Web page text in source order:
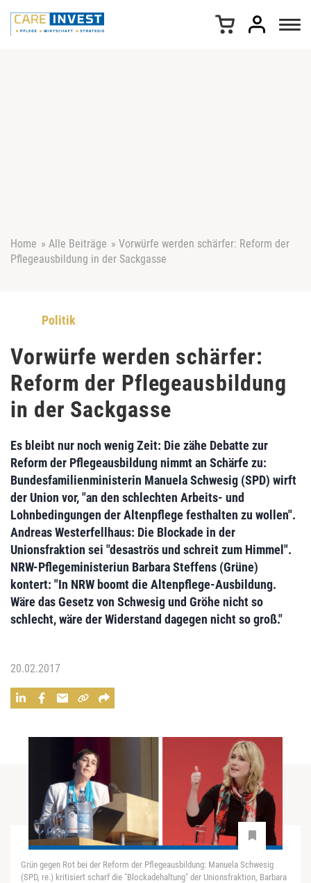
Home » Alle Beiträge » Vorwürfe werden schärfer: Reform der
Pflegeausbildung in der Sackgasse
Politik
Vorwürfe werden schärfer:
Reform der Pflegeausbildung
in der Sackgasse
Es bleibt nur noch wenig Zeit: Die zähe Debatte zur
Reform der Pflegeausbildung nimmt an Schärfe zu:
Bundesfamilienministerin Manuela Schwesig (SPD) wirft
der Union vor, "an den schlechten Arbeits- und
Lohnbedingungen der Altenpflege festhalten zu wollen".
Andreas Westerfellhaus: Die Blockade in der
Unionsfraktion sei "desaströs und schreit zum Himmel".
NRW-Pflegeministeriun Barbara Steffens (Grüne)
kontert: "In NRW boomt die Altenpflege-Ausbildung.
Wäre das Gesetz von Schwesig und Gröhe nicht so
schlecht, wäre der Widerstand dagegen nicht so groß."
20.02.2017
Grün gegen Rot bei der Reform der Pflegeausbildung: Manuela Schwesig
(SPD, re.) kritisiert scharf die "Blockadehaltung" der Unionsfraktion, Barbara